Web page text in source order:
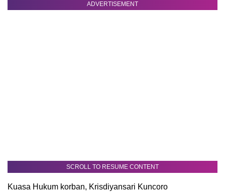
ADVERTISEMENT
SCROLL TO RESUME CONTENT
Kuasa Hukum korban, Krisdiyansari Kuncoro